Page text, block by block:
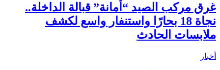
غرق مركب الصيد “أمانة” قبالة الداخلة..
نجاة 18 بحارًا واستنفار واسع لكشف
ملابسات الحادث
أخبار